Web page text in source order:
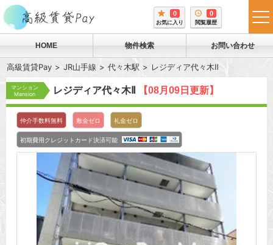
0
お気に入り
0
閲覧履歴
HOME 物件検索 お問い合わせ
高級賃貸Pay JR山手線 代々木駅 レジディア代々木Ⅱ
マンション
Mansion
レジディア代々木Ⅱ 【08月09日更新】
仲介手数料無料 敷金ゼロ 礼金ゼロ
初期費用クレジットカード決済可能